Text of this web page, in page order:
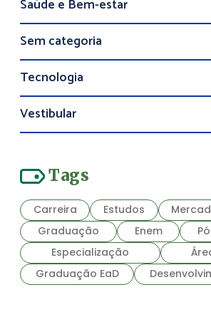
Saúde e Bem-estar
Sem categoria
Tecnologia
Vestibular
Tags
Carreira Estudos
Graduação
Enem
Especialização
Graduação EaD